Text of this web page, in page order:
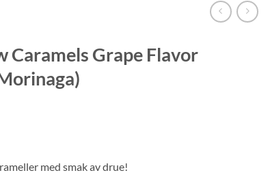
Caramels Grape Flavor
med smak av drue!